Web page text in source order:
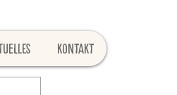
Kontakt